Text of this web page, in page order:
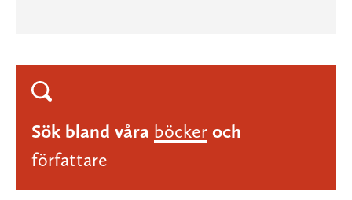
Sök bland våra böcker och
författare